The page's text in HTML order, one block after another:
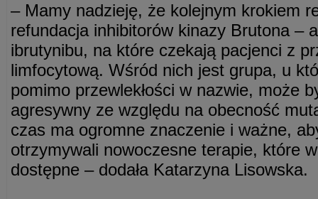
– Mamy nadzieję, że kolejnym krokiem
refundacja inhibitorów kinazy Brutona –
ibrutynibu, na które czekają pacjenci z
limfocytową. Wśród nich jest grupa, u
pomimo przewlekłości w nazwie, może
agresywny ze względu na obecność
czas ma ogromne znaczenie i ważne,
otrzymywali nowoczesne terapie, które
dostępne – dodała Katarzyna Lisowska.